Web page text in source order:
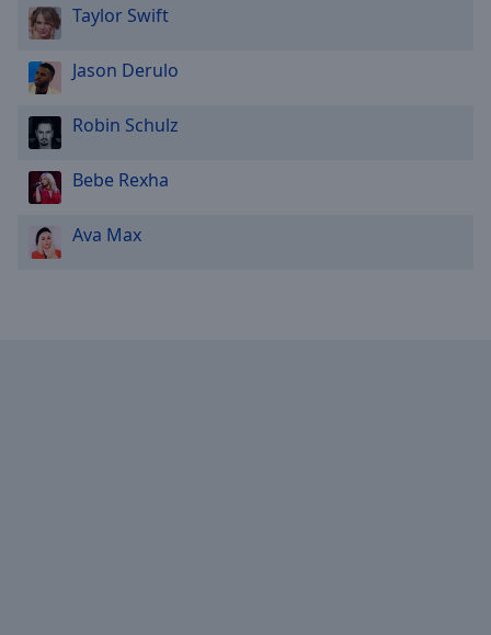
Family
Reset
Close
Modal
Dialog
Taylor Swift
Jason Derulo
Robin Schulz
Bebe Rexha
Ava Max